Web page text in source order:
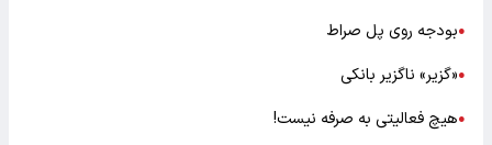
●بودجه روی پل صراط
●«گزیر» ناگزیر بانکی
●هیچ فعالیتی به صرفه نیست!